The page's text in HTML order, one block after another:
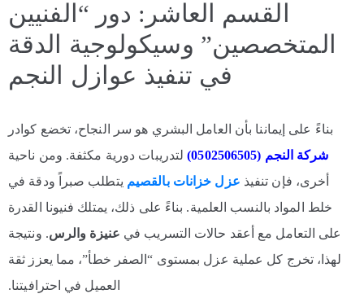
القسم العاشر: دور “الفنيين
المتخصصين” وسيكولوجية الدقة
في تنفيذ عوازل النجم
بناءً على إيماننا بأن العامل البشري هو سر النجاح، تخضع كوادر
شركة النجم (0502506505)
لتدريبات دورية مكثفة. ومن ناحية
أخرى، فإن تنفيذ عزل خزانات بالقصيم يتطلب صبراً ودقة في
خلط المواد بالنسب العلمية. بناءً على ذلك، يمتلك فنيونا القدرة
على التعامل مع أعقد حالات التسريب في عنيزة والرس. ونتيجة
لهذا، تخرج كل عملية عزل بمستوى “الصفر خطأ”، مما يعزز ثقة
العميل في احترافيتنا.